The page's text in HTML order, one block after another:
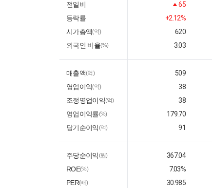
전일비
65
등락률
+2.12%
시가총액(억) 620
외국인 비율(%) 3.03
매출액(억) 509
영업이익(억) 38
조정영업이익(억) 38
영업이익률(%) 179.70
당기순이익(억) 91
주당순이익(원) 367.04
ROE(%) 7.03%
PER(배) 30.985